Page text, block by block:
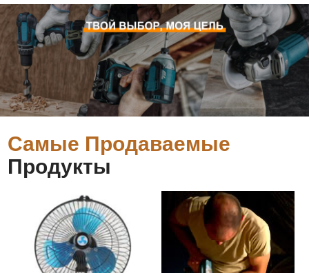
Самые Продаваемые
Продукты